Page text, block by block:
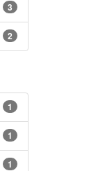
3
2
1
1
1